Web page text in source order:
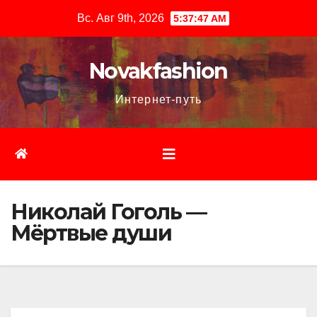
содержимому
Вс. Авг 9th, 2026 5:37:48 AM
Novakfashion
Интернет-путь
Николай Гоголь —
Мёртвые души